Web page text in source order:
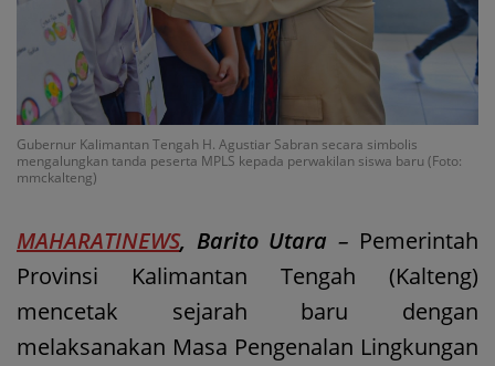
Gubernur Kalimantan Tengah H. Agustiar Sabran secara simbolis
mengalungkan tanda peserta MPLS kepada perwakilan siswa baru (Foto:
mmckalteng)
MAHARATINEWS, Barito Utara – Pemerintah
Provinsi Kalimantan Tengah (Kalteng)
mencetak sejarah baru dengan
melaksanakan Masa Pengenalan Lingkungan